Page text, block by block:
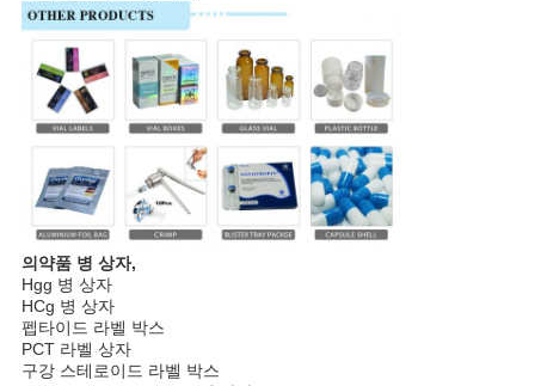
의약품 병 상자,
Hgg 병 상자
HCg 병 상자
펩타이드 라벨 박스
PCT 라벨 상자
구강 스테로이드 라벨 박스